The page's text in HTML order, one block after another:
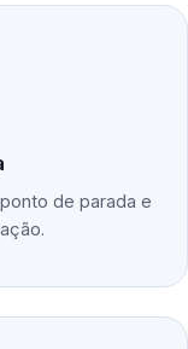
de parada e